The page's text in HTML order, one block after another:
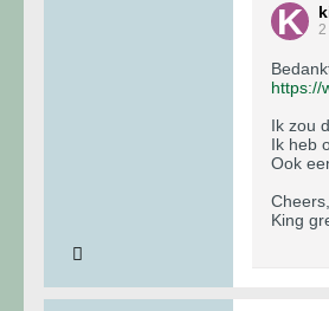
https://
Ik zou
Ik heb
Ook
Cheers,
King